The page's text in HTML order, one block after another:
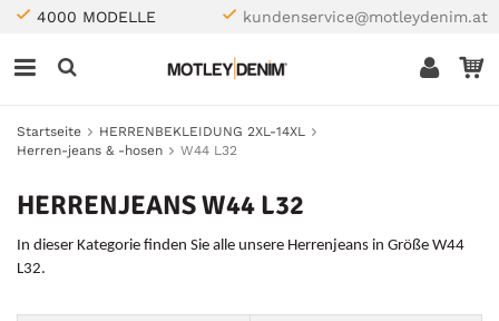
4000 MODELLE kundenservice@motleydenim.at
Startseite
HERRENBEKLEIDUNG 2XL-14XL
Herren-jeans & -hosen
W44 L32
HERRENJEANS W44 L32
In dieser Kategorie finden Sie alle unsere Herrenjeans in Größe W44
L32.